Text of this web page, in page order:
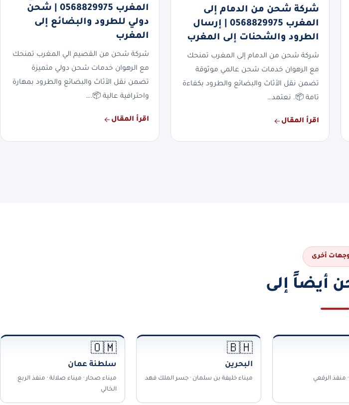
شركة شحن من الدمام إلى
المغرب 0568829975 | إرسال
الطرود والشحنات إلى المغرب
شركة شحن من الدمام إلى المغرب تمنحك
مع الرهوان خدمات شحن عالمي موثوقة
تضمن نقل الأثاث والبضائع والطرود بكفاءة
تامة 📦. نعتمد…
اقرأ المقال
المغرب 0568829975 | شحن
دولي للطرود والبضائع إلى
المغرب
شركة شحن من القصيم الي المغرب تمنحك
مع الرهوان خدمات شحن دولي متميزة
تضمن نقل الأثاث والبضائع والطرود بمهارة
واحترافية عالية 📦.…
اقرأ المقال
أخرى
أيضاً إلى
منفذ الرقعي
🇧🇭
البحرين
ميناء خليفة بن سلمان · جسر الملك فهد
🇴🇲
سلطنة عمان
ميناء صحار · ميناء صلالة · منفذ الربع
الخالي